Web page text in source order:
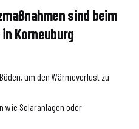
sind beim
Korneuburg
um den Wärmeverlust zu
wie Solaranlagen oder